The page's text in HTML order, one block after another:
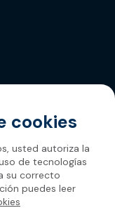
cookies
usted autoriza la
de tecnologías
su correcto
puedes leer